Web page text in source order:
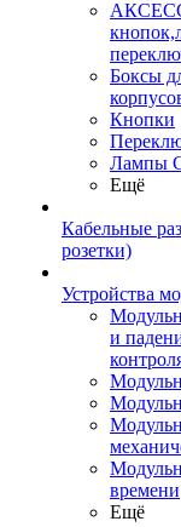
Боксы
Кнопки
Лампы
Ещё
Кабельные
розетки)
Устройства
и
времени
Ещё